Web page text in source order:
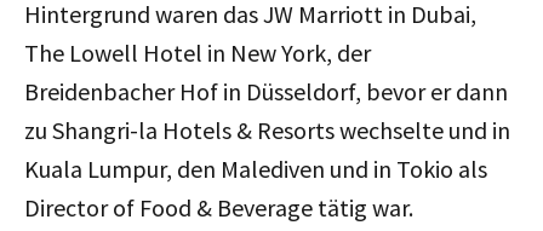
Hintergrund waren das JW Marriott in Dubai,
The Lowell Hotel in New York, der
Breidenbacher Hof in Düsseldorf, bevor er dann
zu Shangri-la Hotels & Resorts wechselte und in
Kuala Lumpur, den Malediven und in Tokio als
Director of Food & Beverage tätig war.